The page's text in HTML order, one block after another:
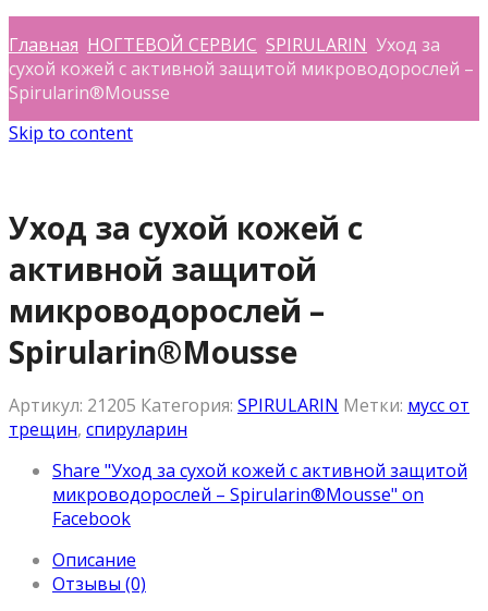
Главная НОГТЕВОЙ СЕРВИС SPIRULARIN Уход за
сухой кожей с активной защитой микроводорослей –
Spirularin®Mousse
Skip to content
Уход за сухой кожей с
активной защитой
микроводорослей –
Spirularin®Mousse
Артикул: 21205 Категория: SPIRULARIN Метки: мусс от
трещин, спируларин
Share "Уход за сухой кожей с активной защитой
микроводорослей – Spirularin®Mousse" on
Facebook
Описание
Отзывы (0)